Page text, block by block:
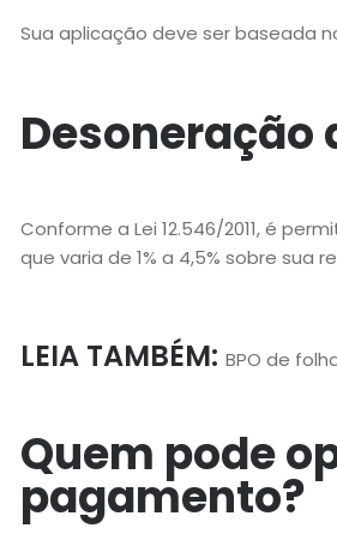
Sua aplicação deve ser baseada
Desoneração
Conforme a Lei 12.546/2011, é
que varia de 1% a 4,5% sobre sua
LEIA TAMBÉM: BPO de
Quem pode
pagamento?